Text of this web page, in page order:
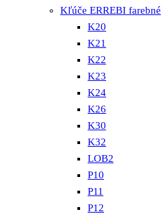
Kľúče ERREBI farebné
K20
K21
K22
K23
K24
K26
K30
K32
LOB2
P10
P11
P12